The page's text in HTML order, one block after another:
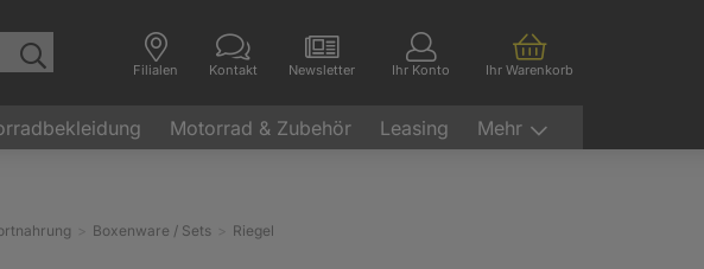
Filialen Kontakt Newsletter Ihr Konto Ihr Warenkorb
Motorrad & Zubehör Leasing Mehr
Boxenware / Sets Riegel